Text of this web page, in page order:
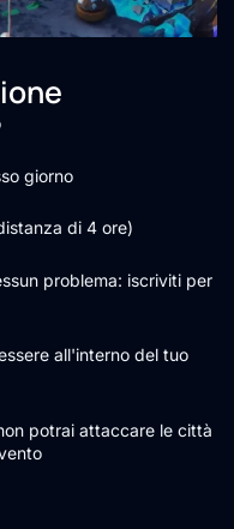
giorno
di 4 ore)
problema: iscriviti per
all'interno del tuo
potrai attaccare le città